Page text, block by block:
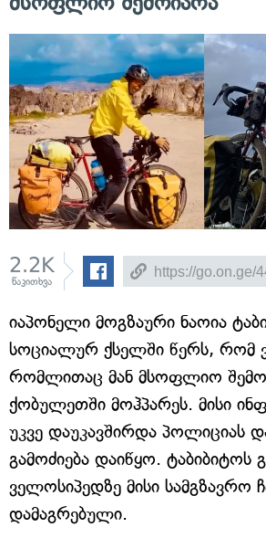
2.2K
წაკითხვა
იაპონელი მოგზაური ნაოია
სოციალურ ქსელში წერს, რომ
რომლითაც მან მსოფლიო
ქობულეთში მოჰპარეს. მისი
უკვე დაუკავშირდა პოლიციას
გამოძიება დაიწყო. ტაბიბიტოს
ველოსიპედზე მისი სამგზავრო
დამაგრებული.